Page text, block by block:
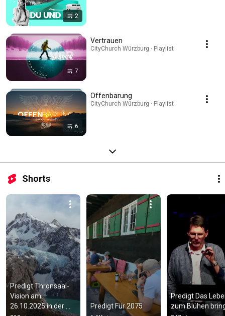
2
7
Vertrauen
CityChurch Würzburg · Playlist
6
Offenbarung
CityChurch Würzburg · Playlist
Shorts
Predigt Thronsaal-
Vision am
26.10.2025 in der
Predigt Für 2075
Predigt Das
zum Blühen